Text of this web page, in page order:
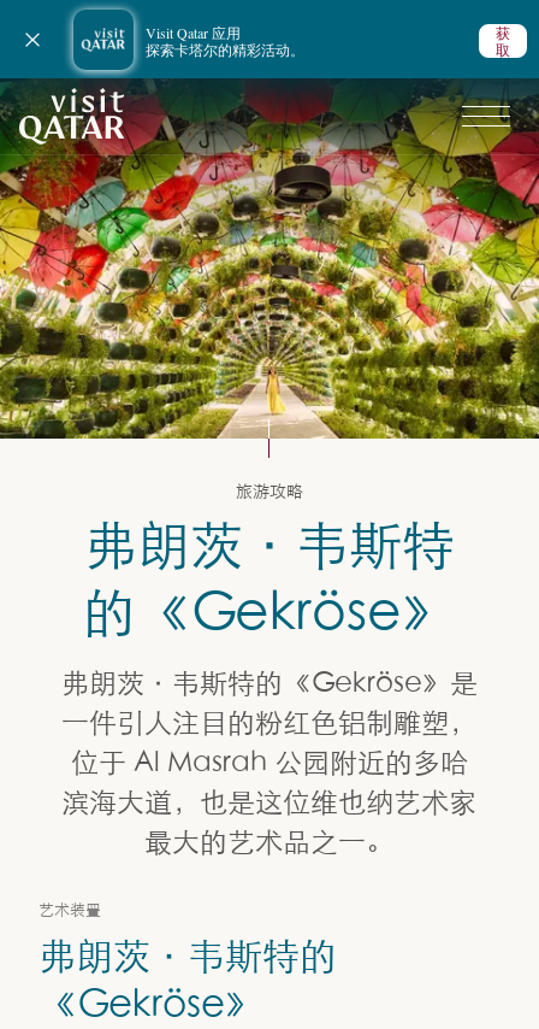
Visit Qatar 应用
探索卡塔尔的精彩活动。
获
取
关闭通知
VisitQatar 首页
艺术与文化
弗朗茨·韦斯特的《Gekröse》
旅游攻略
弗朗茨·韦斯特
的《Gekröse》
弗朗茨·韦斯特的《Gekröse》是
一件引人注目的粉红色铝制雕塑，
位于 Al Masrah 公园附近的多哈
滨海大道，也是这位维也纳艺术家
最大的艺术品之一。
艺术装置
弗朗茨·韦斯特的
《Gekröse》